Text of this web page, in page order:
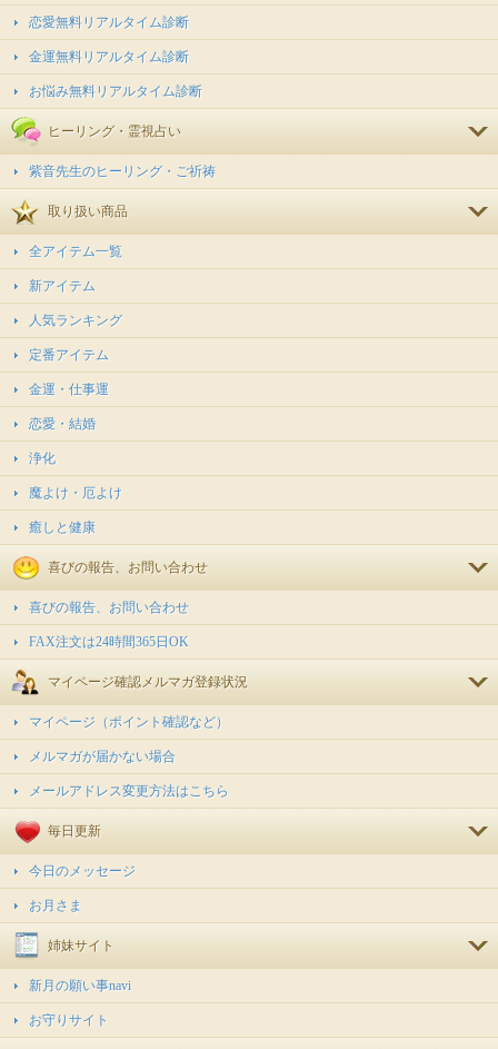
恋愛無料リアルタイム診断
金運無料リアルタイム診断
お悩み無料リアルタイム診断
ヒーリング・霊視占い
紫音先生のヒーリング・ご祈祷
取り扱い商品
全アイテム一覧
新アイテム
人気ランキング
定番アイテム
金運・仕事運
恋愛・結婚
浄化
魔よけ・厄よけ
癒しと健康
喜びの報告、お問い合わせ
喜びの報告、お問い合わせ
FAX注文は24時間365日OK
マイページ確認メルマガ登録状況
マイページ（ポイント確認など）
メルマガが届かない場合
メールアドレス変更方法はこちら
毎日更新
今日のメッセージ
お月さま
姉妹サイト
新月の願い事navi
お守りサイト